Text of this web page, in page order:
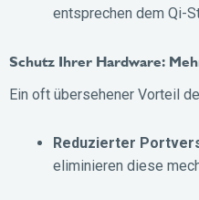
entsprechen dem Qi-
Schutz Ihrer Hardware:
Ein oft übersehener Vorteil
Reduzierter
eliminieren diese